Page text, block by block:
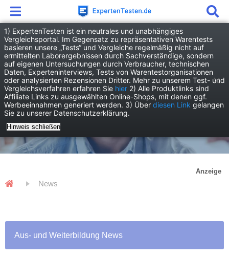
1) ExpertenTesten ist ein neutrales und unabhängiges
Vergleichsportal. Im Gegensatz zu repräsentativen Warentests
basieren unsere „Tests“ und Vergleiche regelmäßig nicht auf
ermittelten Laborergebnissen durch Sachverständige, sondern
auf eigenen Untersuchungen durch Verbraucher, technischen
Daten, Experteninterviews, Tests von Warentestorganisationen
oder analysierten Rezensionen Dritter. Mehr zu unserem Test- und
Vergleichsverfahren erfahren Sie hier 2) Alle Produktlinks sind
Affiliate Links zu ausgewählten Online-Shops, mit denen ggf.
Werbeeinnahmen generiert werden. 3) Über diesen Link gelangen
Sie zu unserer Datenschutzerklärung.
Hinweis schließen
Anzeige
News
Aus- und Weiterbildung News